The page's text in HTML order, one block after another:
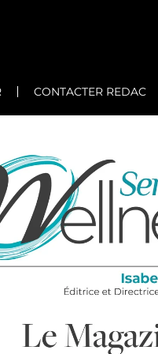
CONTACTER REDAC